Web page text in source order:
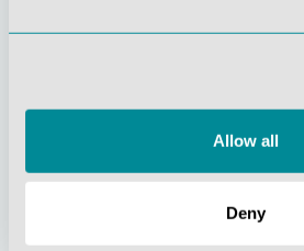
Allow all
Deny